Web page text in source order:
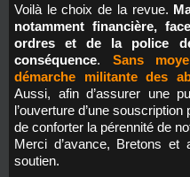
Voilà le choix de la revue.
notamment financière,
ordres et de la police
conséquence. Sans
démarche militante des
Aussi, afin d’assurer une
l’ouverture d’une
de conforter la pérennité de
Merci d’avance, Bretons
soutien.